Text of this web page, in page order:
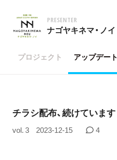
PRESENTER
ナゴヤキネマ・ノイ
プロジェクト アップデート
チラシ配布、続けています
vol. 3 2023-12-15 4